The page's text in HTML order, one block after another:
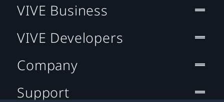
VIVE Business
VIVE Developers
Company
Support